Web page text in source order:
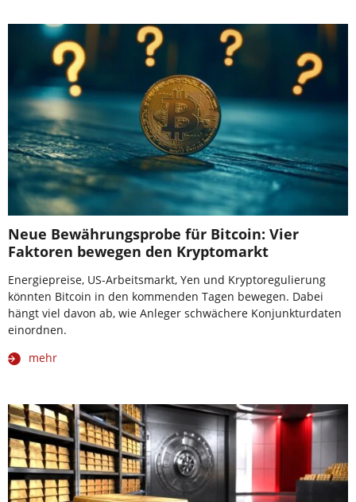
Neue Bewährungsprobe für Bitcoin: Vier
Faktoren bewegen den Kryptomarkt
Energiepreise, US-Arbeitsmarkt, Yen und Kryptoregulierung
könnten Bitcoin in den kommenden Tagen bewegen. Dabei
hängt viel davon ab, wie Anleger schwächere Konjunkturdaten
einordnen.
mehr